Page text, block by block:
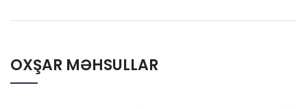
OXŞAR MƏHSULLAR